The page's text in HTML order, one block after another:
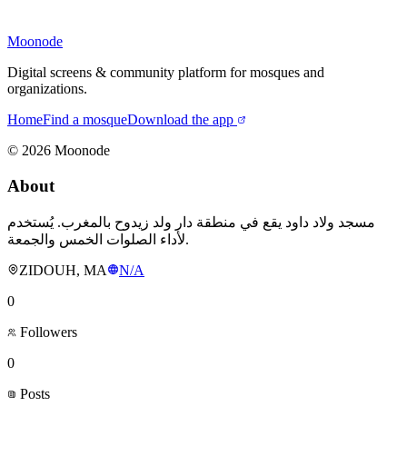
Moonode
Digital screens & community platform for mosques and
organizations.
HomeFind a mosqueDownload the app
© 2026 Moonode
About
مسجد ولاد داود يقع في منطقة دار ولد زيدوح بالمغرب. يُستخدم
لأداء الصلوات الخمس والجمعة.
ZIDOUH, MA
N/A
0
Followers
0
Posts